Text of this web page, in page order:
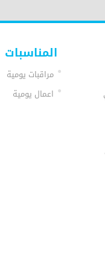
المناسبات
مراقبات يومية
اعمال يومية